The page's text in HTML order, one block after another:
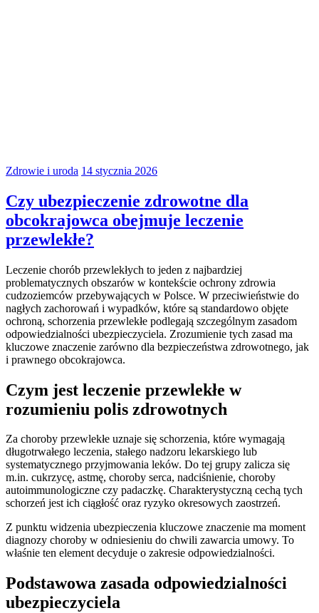
Zdrowie i uroda 14 stycznia 2026
Czy ubezpieczenie zdrowotne dla
obcokrajowca obejmuje leczenie
przewlekłe?
Leczenie chorób przewlekłych to jeden z najbardziej
problematycznych obszarów w kontekście ochrony zdrowia
cudzoziemców przebywających w Polsce. W przeciwieństwie do
nagłych zachorowań i wypadków, które są standardowo objęte
ochroną, schorzenia przewlekłe podlegają szczególnym zasadom
odpowiedzialności ubezpieczyciela. Zrozumienie tych zasad ma
kluczowe znaczenie zarówno dla bezpieczeństwa zdrowotnego, jak
i prawnego obcokrajowca.
Czym jest leczenie przewlekłe w
rozumieniu polis zdrowotnych
Za choroby przewlekłe uznaje się schorzenia, które wymagają
długotrwałego leczenia, stałego nadzoru lekarskiego lub
systematycznego przyjmowania leków. Do tej grupy zalicza się
m.in. cukrzycę, astmę, choroby serca, nadciśnienie, choroby
autoimmunologiczne czy padaczkę. Charakterystyczną cechą tych
schorzeń jest ich ciągłość oraz ryzyko okresowych zaostrzeń.
Z punktu widzenia ubezpieczenia kluczowe znaczenie ma moment
diagnozy choroby w odniesieniu do chwili zawarcia umowy. To
właśnie ten element decyduje o zakresie odpowiedzialności.
Podstawowa zasada odpowiedzialności
ubezpieczyciela